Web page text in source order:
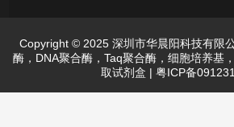
Copyright © 2025 深圳市华晨阳科技有限
酶，DNA聚合酶，Taq聚合酶，细胞培养基
取试剂盒 | 粤ICP备